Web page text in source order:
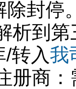
除封停
析到
转入我
册商